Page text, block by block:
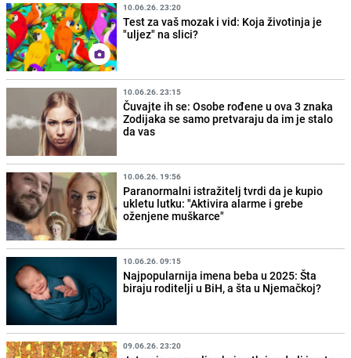
10.06.26. 23:20
Test za vaš mozak i vid: Koja životinja je
"uljez" na slici?
10.06.26. 23:15
Čuvajte ih se: Osobe rođene u ova 3 znaka
Zodijaka se samo pretvaraju da im je stalo
da vas
10.06.26. 19:56
Paranormalni istražitelj tvrdi da je kupio
ukletu lutku: "Aktivira alarme i grebe
oženjene muškarce"
10.06.26. 09:15
Najpopularnija imena beba u 2025: Šta
biraju roditelji u BiH, a šta u Njemačkoj?
09.06.26. 23:20